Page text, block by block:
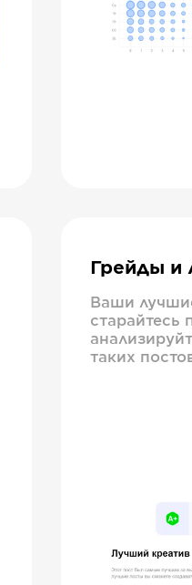
Грейды и
Ваши
старайтесь
таких